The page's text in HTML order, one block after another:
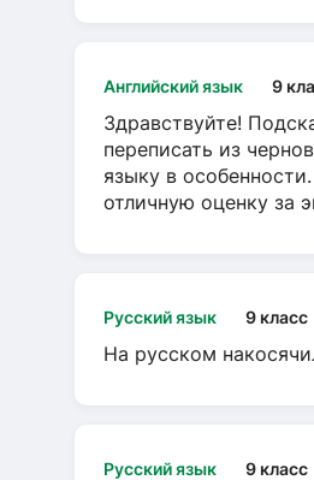
Английский язык 9
Здравствуйте!
переписать из
языку в
отличную оценку за
Русский язык 9 класс
На русском
Русский язык 9 класс